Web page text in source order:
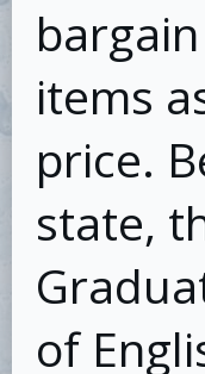
items
price.
state,
of